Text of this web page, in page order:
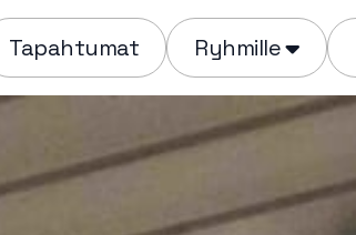
Tapahtumat Ryhmille